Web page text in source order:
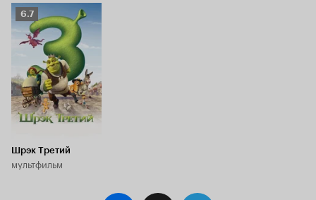
Рейтинг
Кинопоиска
6.7
6.7
Шрэк Третий
мультфильм